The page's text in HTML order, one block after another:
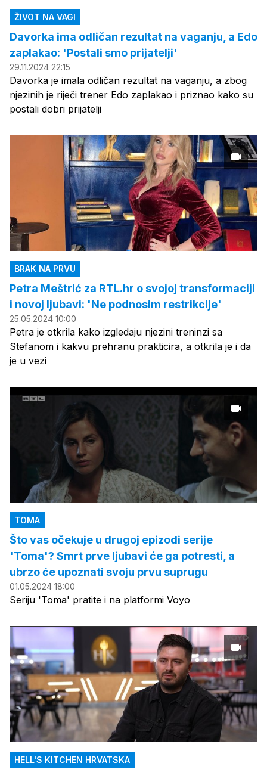
ŽIVOT NA VAGI
Davorka ima odličan rezultat na vaganju, a Edo
zaplakao: 'Postali smo prijatelji'
29.11.2024 22:15
Davorka je imala odličan rezultat na vaganju, a zbog
njezinih je riječi trener Edo zaplakao i priznao kako su
postali dobri prijatelji
BRAK NA PRVU
Petra Meštrić za RTL.hr o svojoj transformaciji
i novoj ljubavi: 'Ne podnosim restrikcije'
25.05.2024 10:00
Petra je otkrila kako izgledaju njezini treninzi sa
Stefanom i kakvu prehranu prakticira, a otkrila je i da
je u vezi
TOMA
Što vas očekuje u drugoj epizodi serije
'Toma'? Smrt prve ljubavi će ga potresti, a
ubrzo će upoznati svoju prvu suprugu
01.05.2024 18:00
Seriju 'Toma' pratite i na platformi Voyo
HELL'S KITCHEN HRVATSKA